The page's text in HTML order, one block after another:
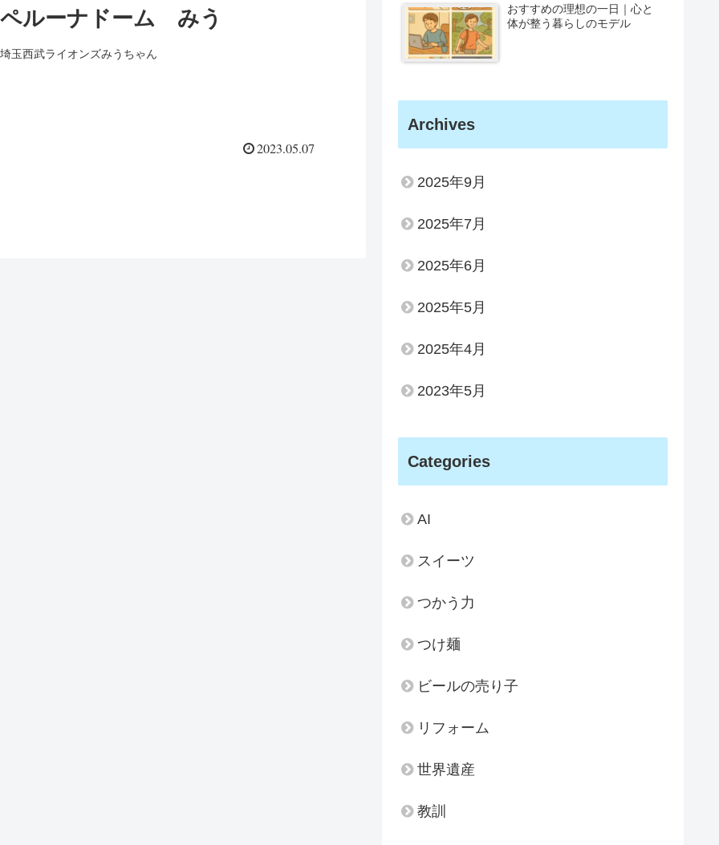
ペルーナドーム みう
埼玉西武ライオンズみうちゃん
2023.05.07
おすすめの理想の一日｜心と
体が整う暮らしのモデル
Archives
2025年9月
2025年7月
2025年6月
2025年5月
2025年4月
2023年5月
Categories
AI
スイーツ
つかう力
つけ麺
ビールの売り子
リフォーム
世界遺産
教訓